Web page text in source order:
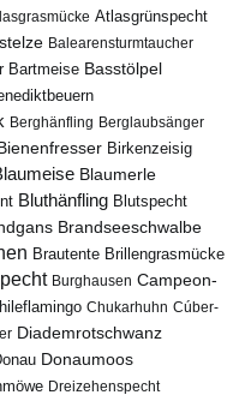
Atlasgrünspecht
Balearensturmtaucher
Bartmeise Basstölpel
Berghänfling Berglaubsänger
Birkenzeisig
Blaumerle
Bluthänfling Blutspecht
Brandseeschwalbe
Brautente Brillengrasmücke
Burghausen Campeon-
Chukarhuhn Cúber-
Diademrotschwanz
Donaumoos
Dreizehenspecht